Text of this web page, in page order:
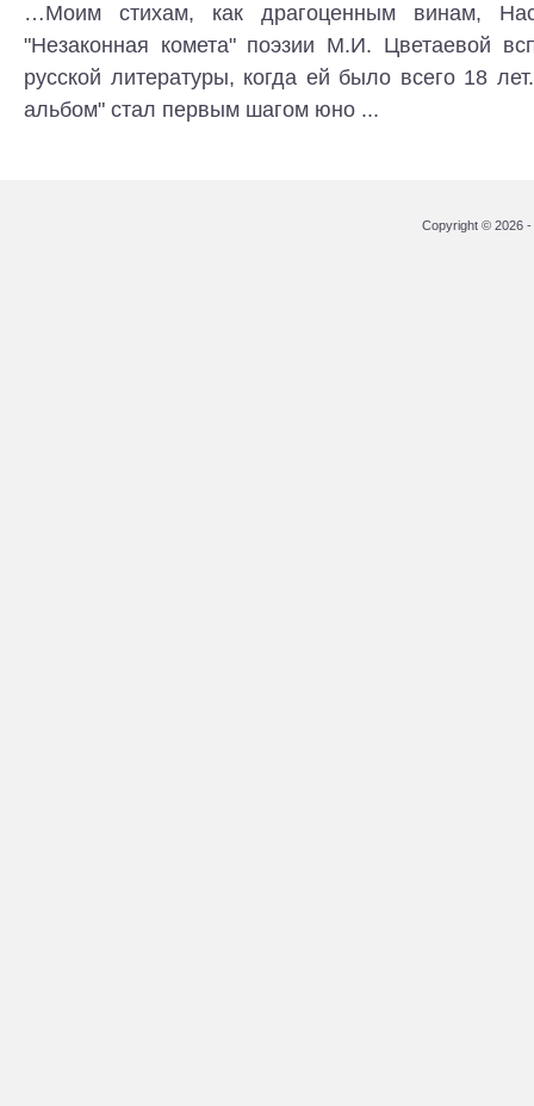
…Моим стихам, как драгоценным винам,
"Незаконная комета" поэзии М.И. Цветаевой
русской литературы, когда ей было всего 18
альбом" стал первым шагом юно ...
Copyright © 2026 -